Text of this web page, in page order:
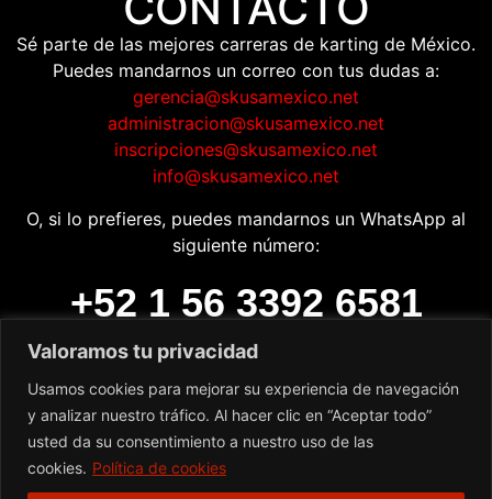
Valoramos tu privacidad
Usamos cookies para mejorar su experiencia de navegación
y analizar nuestro tráfico. Al hacer clic en “Aceptar todo”
usted da su consentimiento a nuestro uso de las
cookies. Política de cookies
Sé parte de las mejores carreras de karting de México.
Puedes mandarnos un correo con tus dudas a:
gerencia@skusamexico.net
administracion@skusamexico.net
inscripciones@skusamexico.net
info@skusamexico.net
O, si lo prefieres, puedes mandarnos un WhatsApp al
siguiente número:
+52 1 56 3392 6581
Número de Whatsapp para
facturación:
+52 55 6068 6873